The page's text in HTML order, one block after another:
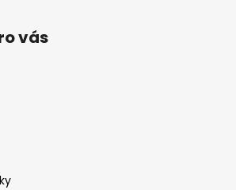
vás